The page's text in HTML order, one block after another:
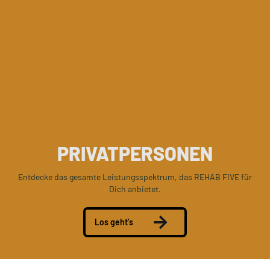
PRIVATPERSONEN
Entdecke das gesamte Leistungsspektrum, das REHAB FIVE für
Dich anbietet.
Los geht's